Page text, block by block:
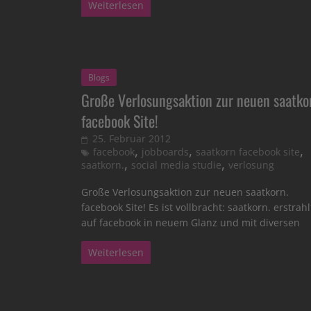
Weiterlesen
Blogs
Große Verlosungsaktion zur neuen
facebook Site!
25. Februar 2012
facebook, jobboards, saatkorn facebook site,
saatkorn., social media studie, verlosung
Große Verlosungsaktion zur neuen saatkorn.
facebook Site! Es ist vollbracht: saatkorn.
auf facebook in neuem Glanz und mit diversen
Weiterlesen